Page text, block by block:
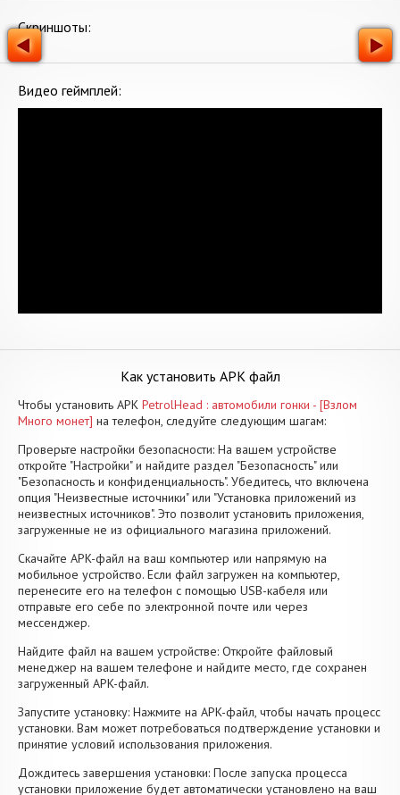
Скриншоты:
Видео геймплей:
Как установить APK файл
Чтобы установить APK PetrolHead : автомобили гонки - [Взлом
Много монет] на телефон, следуйте следующим шагам:
Проверьте настройки безопасности: На вашем устройстве
откройте "Настройки" и найдите раздел "Безопасность" или
"Безопасность и конфиденциальность". Убедитесь, что включена
опция "Неизвестные источники" или "Установка приложений из
неизвестных источников". Это позволит установить приложения,
загруженные не из официального магазина приложений.
Скачайте APK-файл на ваш компьютер или напрямую на
мобильное устройство. Если файл загружен на компьютер,
перенесите его на телефон с помощью USB-кабеля или
отправьте его себе по электронной почте или через
мессенджер.
Найдите файл на вашем устройстве: Откройте файловый
менеджер на вашем телефоне и найдите место, где сохранен
загруженный APK-файл.
Запустите установку: Нажмите на APK-файл, чтобы начать процесс
установки. Вам может потребоваться подтверждение установки и
принятие условий использования приложения.
Дождитесь завершения установки: После запуска процесса
установки приложение будет автоматически установлено на ваш